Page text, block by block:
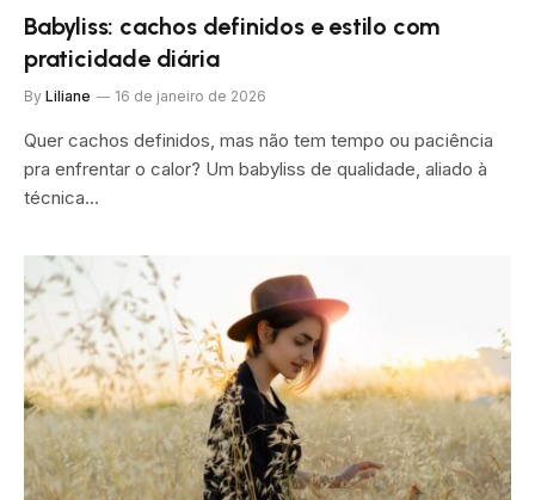
Babyliss: cachos definidos e estilo com
praticidade diária
By Liliane 16 de janeiro de 2026
Quer cachos definidos, mas não tem tempo ou paciência
pra enfrentar o calor? Um babyliss de qualidade, aliado à
técnica…